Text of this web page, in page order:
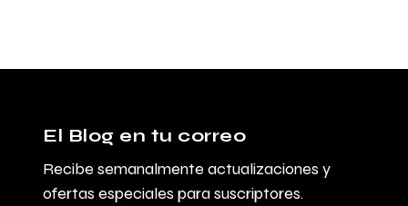
El Blog en tu correo
Recibe semanalmente actualizaciones y
ofertas especiales para suscriptores.